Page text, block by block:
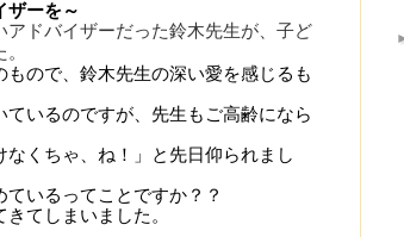
ザーを～
ドバイザーだった鈴木先生が、子ど
ので、鈴木先生の深い愛を感じるも
いるのですが、先生もご高齢になら
なくちゃ、ね！」と先日仰られまし
いるってことですか？？
てしまいました。